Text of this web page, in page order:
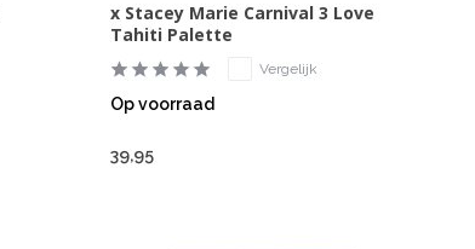
x Stacey Marie Carnival 3 Love
Tahiti Palette
Vergelijk
Op voorraad
39,95